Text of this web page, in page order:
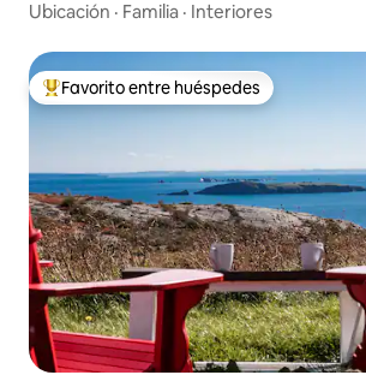
Ubicación · Familia · Interiores
Favorito entre los huéspedes más
Favorito entre huéspedes